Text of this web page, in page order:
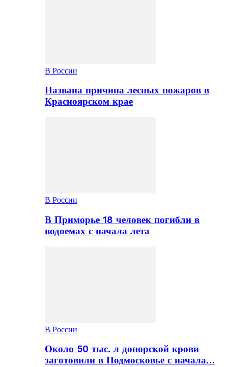
В России
Названа причина лесных пожаров в
Красноярском крае
В России
В Приморье 18 человек погибли в
водоемах с начала лета
В России
Около 50 тыс. л донорской крови
заготовили в Подмосковье с начала…